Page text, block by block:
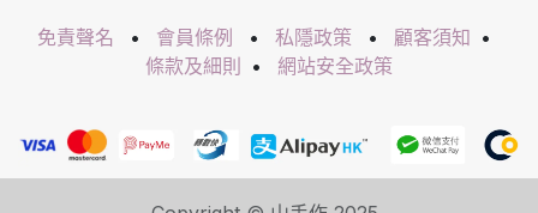
免責聲名 • 會員條例 • 私隱政策 • 顧客須知 •
條款及細則 • 網站安全政策